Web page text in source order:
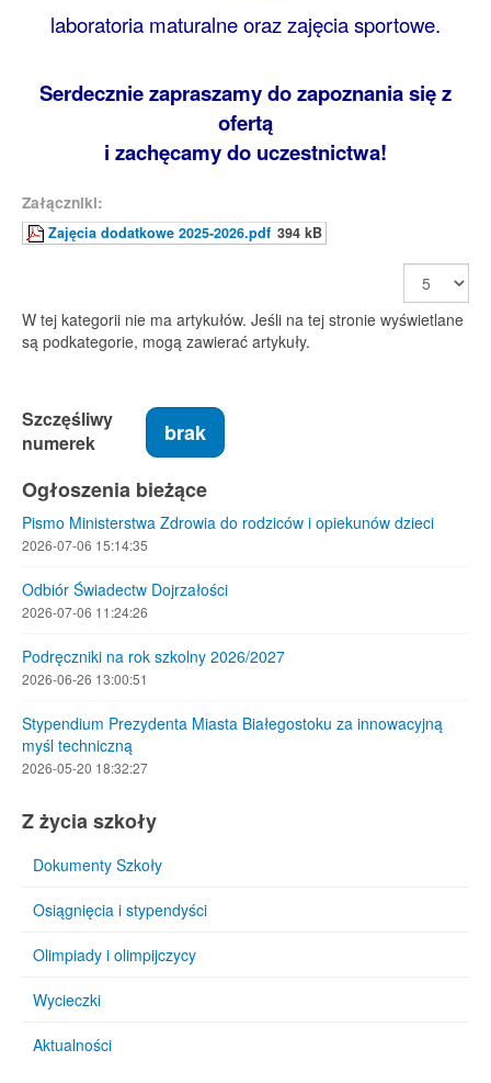
laboratoria maturalne oraz zajęcia sportowe.
Serdecznie zapraszamy do zapoznania się z
ofertą
i zachęcamy do uczestnictwa!
Załączniki:
Zajęcia dodatkowe 2025-2026.pdf 394 kB
Pokaż
#
W tej kategorii nie ma artykułów. Jeśli na tej stronie wyświetlane
są podkategorie, mogą zawierać artykuły.
Szczęśliwy
numerek
brak
Ogłoszenia bieżące
Pismo Ministerstwa Zdrowia do rodziców i opiekunów dzieci
2026-07-06 15:14:35
Odbiór Świadectw Dojrzałości
2026-07-06 11:24:26
Podręczniki na rok szkolny 2026/2027
2026-06-26 13:00:51
Stypendium Prezydenta Miasta Białegostoku za innowacyjną
myśl techniczną
2026-05-20 18:32:27
Z życia szkoły
Dokumenty Szkoły
Osiągnięcia i stypendyści
Olimpiady i olimpijczycy
Wycieczki
Aktualności